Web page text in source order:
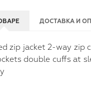
ДОСТАВКА И
zip jacket 2-way zip
double cuffs at